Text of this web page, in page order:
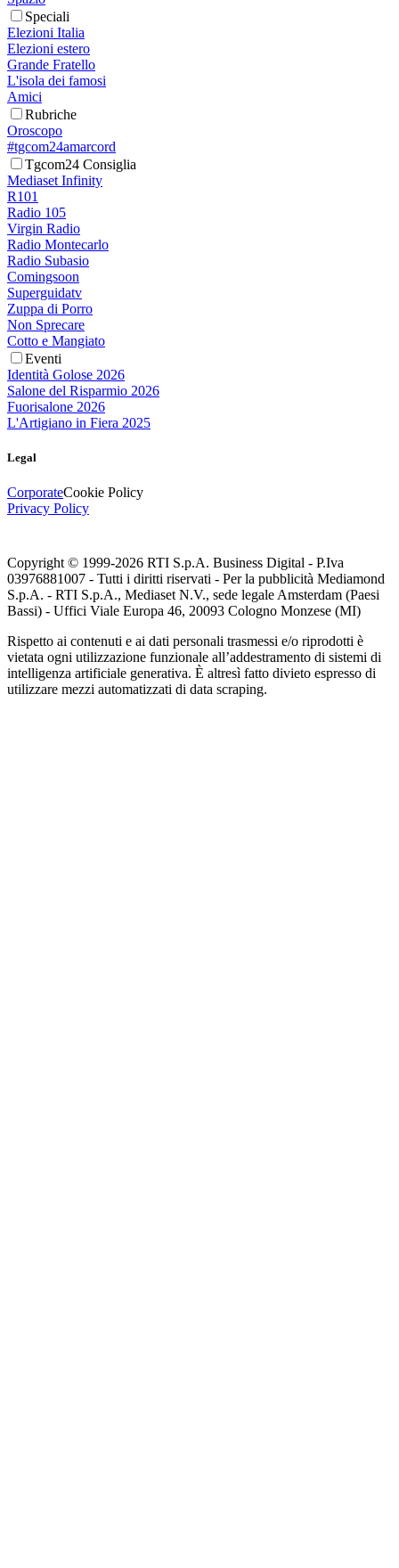
Speciali
Elezioni Italia
Elezioni estero
Grande Fratello
L'isola dei famosi
Amici
Rubriche
Oroscopo
#tgcom24amarcord
Tgcom24 Consiglia
Mediaset Infinity
R101
Radio 105
Virgin Radio
Radio Montecarlo
Radio Subasio
Comingsoon
Superguidatv
Zuppa di Porro
Non Sprecare
Cotto e Mangiato
Eventi
Identità Golose 2026
Salone del Risparmio 2026
Fuorisalone 2026
L'Artigiano in Fiera 2025
Legal
CorporateCookie Policy
Privacy Policy
Copyright © 1999-2026 RTI S.p.A. Business Digital - P.Iva
03976881007 - Tutti i diritti riservati - Per la pubblicità Mediamond
S.p.A. - RTI S.p.A., Mediaset N.V., sede legale Amsterdam (Paesi
Bassi) - Uffici Viale Europa 46, 20093 Cologno Monzese (MI)
Rispetto ai contenuti e ai dati personali trasmessi e/o riprodotti è
vietata ogni utilizzazione funzionale all’addestramento di sistemi di
intelligenza artificiale generativa. È altresì fatto divieto espresso di
utilizzare mezzi automatizzati di data scraping.